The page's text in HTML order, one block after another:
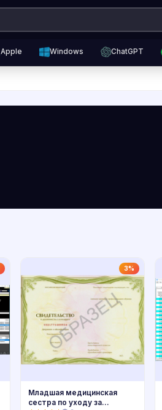
Apple Windows ChatGPT
3%
Младшая медицинская
сестра по уходу за